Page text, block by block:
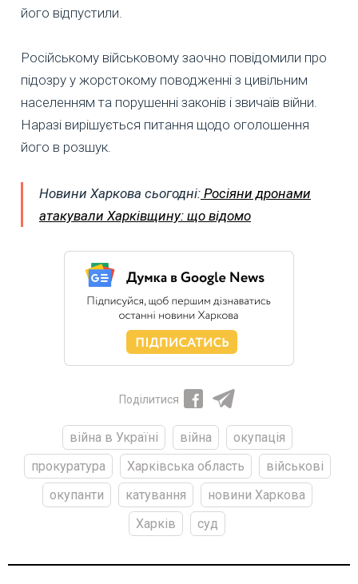
його відпустили.
Російському військовому заочно повідомили про
підозру у жорстокому поводженні з цивільним
населенням та порушенні законів і звичаїв війни.
Наразі вирішується питання щодо оголошення
його в розшук.
Новини Харкова сьогодні: Росіяни дронами
атакували Харківщину: що відомо
Поділитися
війна в Україні війна
окупація
прокуратура
Харківська область
військові
окупанти
катування
новини Харкова
Харків
суд